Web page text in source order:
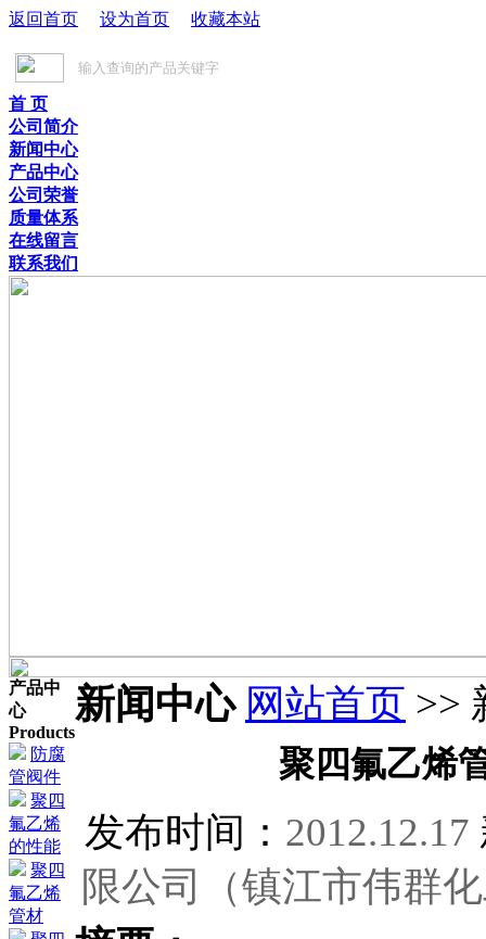
返回首页 设为首页 收藏本站
首 页
公司简介
新闻中心
产品中心
公司荣誉
质量体系
在线留言
联系我们
产品中
心
Products
防腐
管阀件
聚四
氟乙烯
的性能
聚四
氟乙烯
管材
新闻中心 网站首页 >>
聚四氟乙烯
发布时间： 2012.12.17
限公司（镇江市伟群